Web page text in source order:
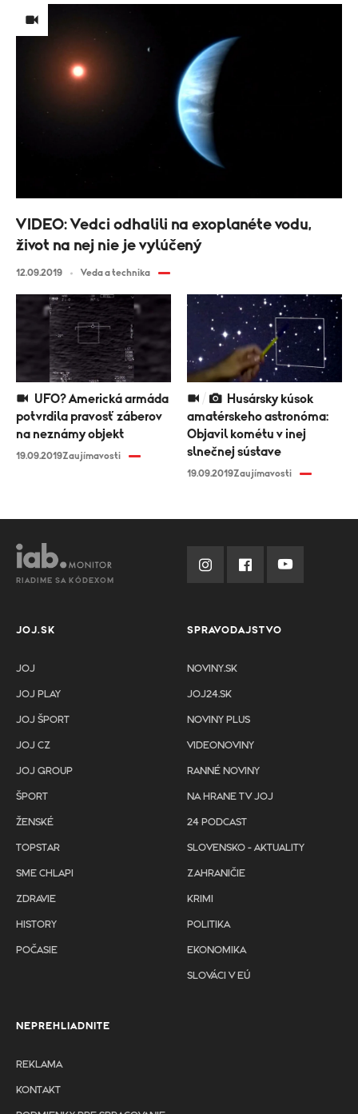
potvrdila pravosť záberov
na neznámy objekt
19.09.2019Zaujímavosti
amatérskeho astronóma:
Objavil kométu v inej
slnečnej sústave
19.09.2019Zaujímavosti
VIDEO: Vedci odhalili na exoplanéte vodu,
život na nej nie je vylúčený
12.09.2019 Veda a technika
RIADIME SA KÓDEXOM
JOJ.SK
JOJ
JOJ PLAY
JOJ ŠPORT
JOJ CZ
JOJ GROUP
ŠPORT
ŽENSKÉ
TOPSTAR
SME CHLAPI
ZDRAVIE
HISTORY
POČASIE
SPRAVODAJSTVO
NOVINY.SK
JOJ24.SK
NOVINY PLUS
VIDEONOVINY
RANNÉ NOVINY
NA HRANE TV JOJ
24 PODCAST
SLOVENSKO - AKTUALITY
ZAHRANIČIE
KRIMI
POLITIKA
EKONOMIKA
SLOVÁCI V EÚ
NEPREHLIADNITE
REKLAMA
KONTAKT